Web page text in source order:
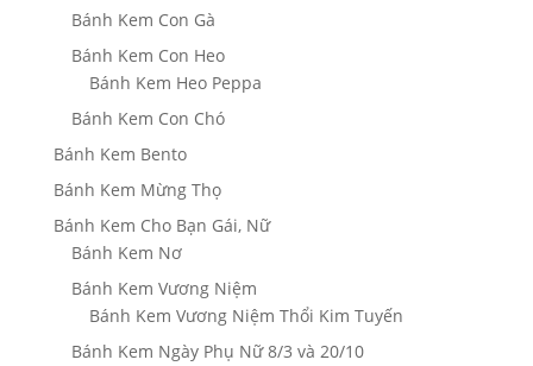
Bánh Kem Con Gà
Bánh Kem Con Heo
Bánh Kem Heo Peppa
Bánh Kem Con Chó
Bánh Kem Bento
Bánh Kem Mừng Thọ
Bánh Kem Cho Bạn Gái, Nữ
Bánh Kem Nơ
Bánh Kem Vương Niệm
Bánh Kem Vương Niệm Thổi Kim Tuyến
Bánh Kem Ngày Phụ Nữ 8/3 và 20/10